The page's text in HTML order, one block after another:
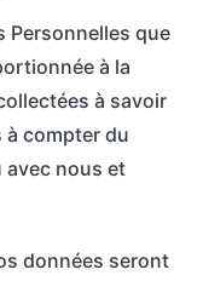
Personnelles que
à la
à savoir
à compter du
avec nous et
données seront